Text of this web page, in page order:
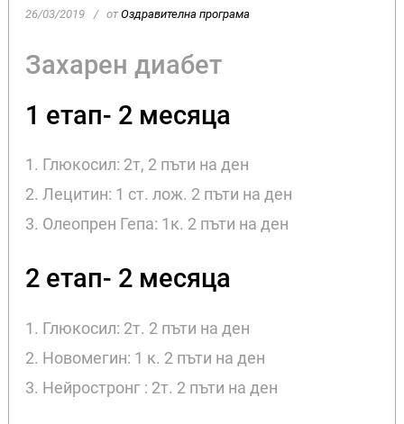
26/03/2019 отОздравителна програма
Захарен диабет
1 етап- 2 месяца
1. Глюкосил: 2т, 2 пъти на ден
2. Лецитин: 1 ст. лож. 2 пъти на ден
3. Олеопрен Гепа: 1к. 2 пъти на ден
2 етап- 2 месяца
1. Глюкосил: 2т. 2 пъти на ден
2. Новомегин: 1 к. 2 пъти на ден
3. Нейростронг : 2т. 2 пъти на ден